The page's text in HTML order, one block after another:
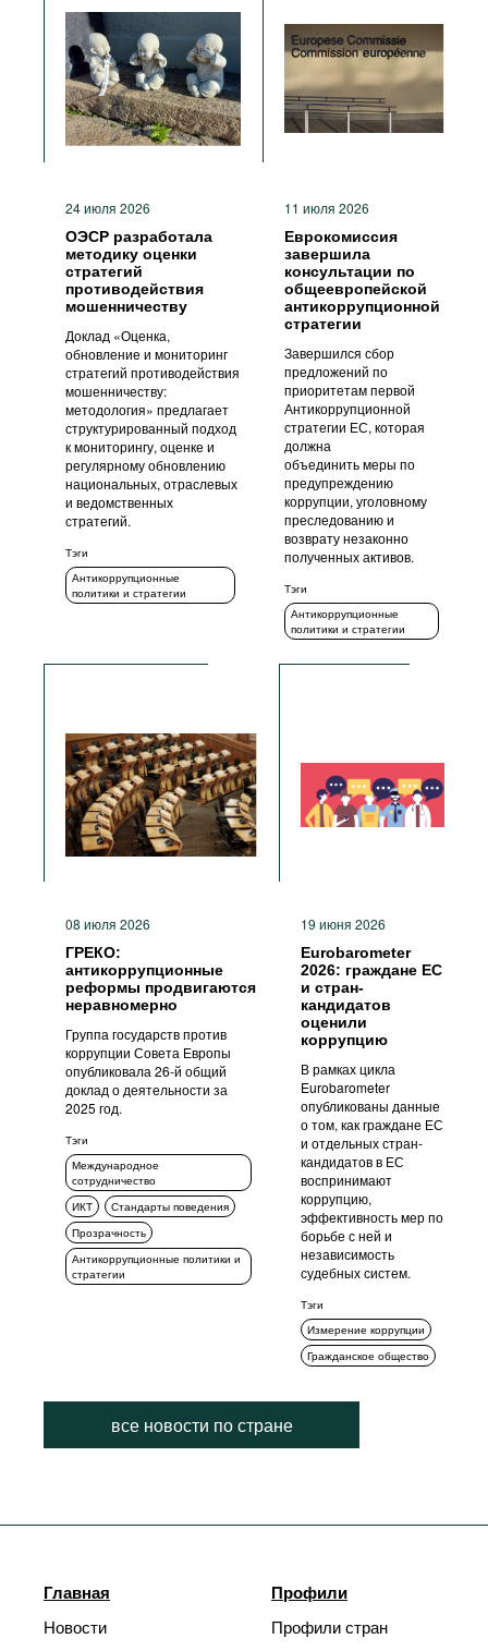
24 июля 2026
ОЭСР разработала
методику оценки
стратегий
противодействия
мошенничеству
Доклад «Оценка,
обновление и мониторинг
стратегий противодействия
мошенничеству:
методология» предлагает
структурированный подход
к мониторингу, оценке и
регулярному обновлению
национальных, отраслевых
и ведомственных
стратегий.
Тэги
Антикоррупционные
политики и стратегии
11 июля 2026
Еврокомиссия
завершила
консультации по
общеевропейской
антикоррупционной
стратегии
Завершился сбор
предложений по
приоритетам первой
Антикоррупционной
стратегии ЕС, которая
должна
объединить меры по
предупреждению
коррупции, уголовному
преследованию и
возврату незаконно
полученных активов.
Тэги
Антикоррупционные
политики и стратегии
08 июля 2026
ГРЕКО:
антикоррупционные
реформы продвигаются
неравномерно
Группа государств против
коррупции Совета Европы
опубликовала 26-й общий
доклад о деятельности за
2025 год.
Тэги
Международное
сотрудничество
ИКТ
Стандарты поведения
Прозрачность
Антикоррупционные политики и
стратегии
19 июня 2026
Eurobarometer
2026: граждане ЕС
и стран-
кандидатов
оценили
коррупцию
В рамках цикла
Eurobarometer
опубликованы данные
о том, как граждане ЕС
и отдельных стран-
кандидатов в ЕС
воспринимают
коррупцию,
эффективность мер по
борьбе с ней и
независимость
судебных систем.
Тэги
Измерение коррупции
Гражданское общество
все новости по стране
Главная
Новости
Профили
Профили стран